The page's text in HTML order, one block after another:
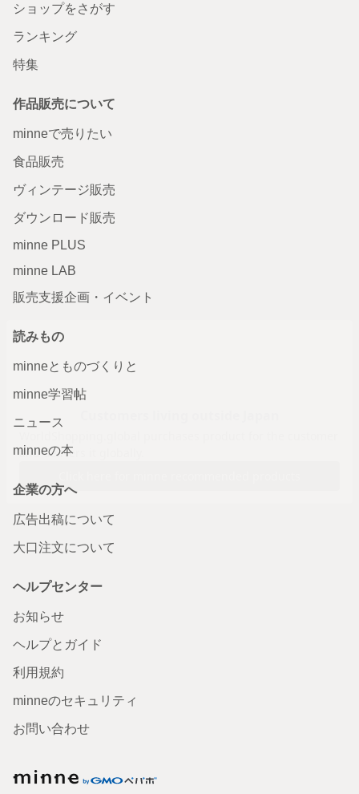
ショップをさがす
ランキング
特集
作品販売について
minneで売りたい
食品販売
ヴィンテージ販売
ダウンロード販売
minne PLUS
minne LAB
販売支援企画・イベント
読みもの
minneとものづくりと
minne学習帖
ニュース
minneの本
企業の方へ
広告出稿について
大口注文について
ヘルプセンター
お知らせ
ヘルプとガイド
利用規約
minneのセキュリティ
お問い合わせ